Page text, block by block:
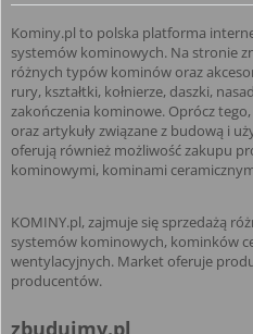
Kominy.pl to polska platforma
systemów kominowych. Na stronie
różnych typów kominów oraz
rury, kształtki, kołnierze, daszki,
zakończenia kominowe. Oprócz
oraz artykuły związane z budową i
oferują również możliwość zakupu
kominowymi, kominami
KOMINY.pl, zajmuje się sprzedażą
systemów kominowych, kominków
wentylacyjnych. Market oferuje
producentów.
zbudujmy.pl